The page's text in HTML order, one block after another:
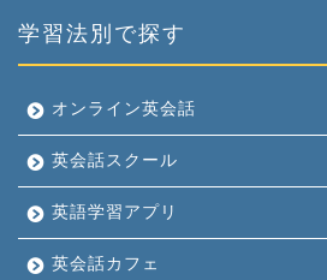
学習法別で探す
オンライン英会話
英会話スクール
英語学習アプリ
英会話カフェ